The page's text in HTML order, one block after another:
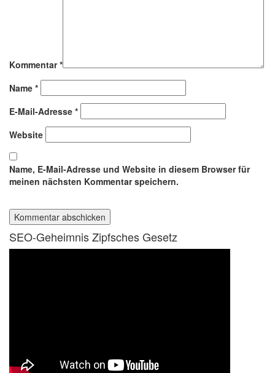
Kommentar*
Name *
E-Mail-Adresse *
Website
Name, E-Mail-Adresse und Website in diesem Browser für
meinen nächsten Kommentar speichern.
SEO-Geheimnis Zipfsches Gesetz